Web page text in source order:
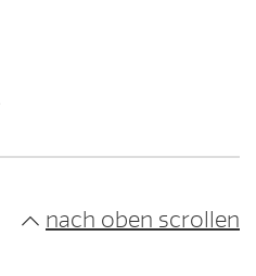
nach oben scrollen